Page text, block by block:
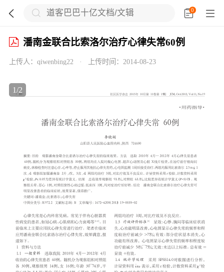
 0 

潘南金联合比索洛尔治疗心律失常60例
上传人： qiwenbing22 · 上传时间： 2014-08-23
1/2



